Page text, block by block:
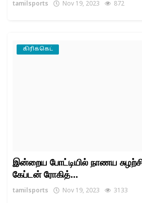
tamilsports Nov 19, 2023 872
கிரிக்கெட்
இன்றைய போட்டியில் நாணய
கேப்டன் ரோகித்...
tamilsports Nov 19, 2023 3133